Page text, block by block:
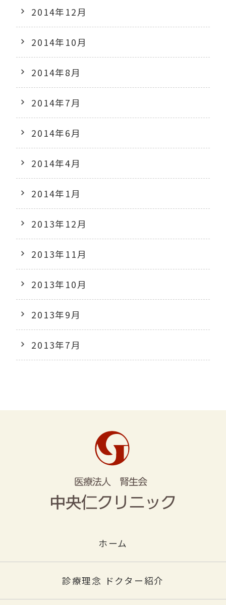
2014年12月
2014年10月
2014年8月
2014年7月
2014年6月
2014年4月
2014年1月
2013年12月
2013年11月
2013年10月
2013年9月
2013年7月
ホーム
診療理念 ドクター紹介